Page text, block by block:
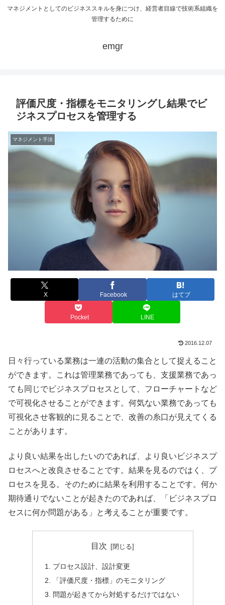
マネジメントとしてのビジネススキルを身につけ、経営者目線で技術系組織を
管理するために
emgr
評価尺度・指標をモニタリングし結果でビ
ジネスプロセスを管理する
マネジメント手法
X Facebook はてブ
Pocket LINE
2016.12.07
日々行っている業務は一連の活動の集合として捉えること
ができます。これは管理業務であっても、支援業務であっ
ても同じでビジネスプロセスとして、フローチャートなど
で可視化させることができます。何気ない業務であっても
可視化させ客観的に見ることで、改善の糸口が見えてくる
ことがあります。
より良い結果を出したいのであれば、より良いビジネスプ
ロセスへと改良させることです。結果を見るのではく、プ
ロセスを見る。そのために結果を利用することです。何か
期待通りでないことが起きたのであれば、「ビジネスプロ
セスに何か問題がある」と考えることが重要です。
目次
プロセス設計、設計変更
「評価尺度・指標」のモニタリング
問題が起きてから対処するだけではない